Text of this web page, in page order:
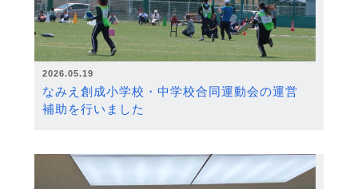
2026.05.19
なみえ創成小学校・中学校合同運動会の運営
補助を行いました